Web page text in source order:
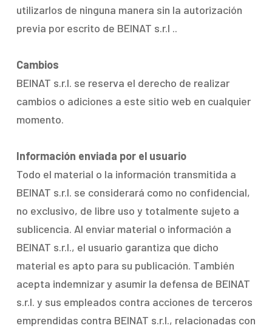
utilizarlos de ninguna manera sin la autorización
previa por escrito de BEINAT s.r.l ..
Cambios
BEINAT s.r.l. se reserva el derecho de realizar
cambios o adiciones a este sitio web en cualquier
momento.
Información enviada por el usuario
Todo el material o la información transmitida a
BEINAT s.r.l. se considerará como no confidencial,
no exclusivo, de libre uso y totalmente sujeto a
sublicencia. Al enviar material o información a
BEINAT s.r.l., el usuario garantiza que dicho
material es apto para su publicación. También
acepta indemnizar y asumir la defensa de BEINAT
s.r.l. y sus empleados contra acciones de terceros
emprendidas contra BEINAT s.r.l., relacionadas con